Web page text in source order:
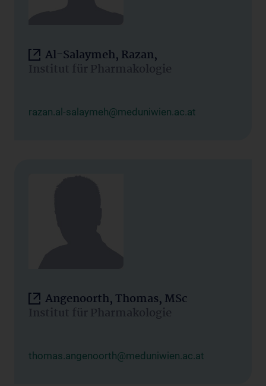
Al-Salaymeh, Razan,
Institut für Pharmakologie
razan.al-salaymeh@meduniwien.ac.at
Angenoorth, Thomas, MSc
Institut für Pharmakologie
thomas.angenoorth@meduniwien.ac.at